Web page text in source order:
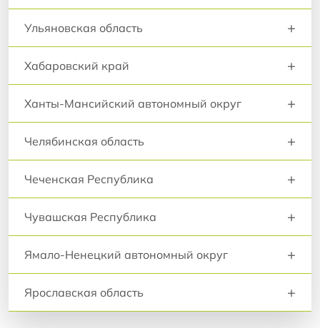
Ульяновская область +
Хабаровский край +
Ханты-Мансийский автономный округ +
Челябинская область +
Чеченская Республика +
Чувашская Республика +
Ямало-Ненецкий автономный округ +
Ярославская область +